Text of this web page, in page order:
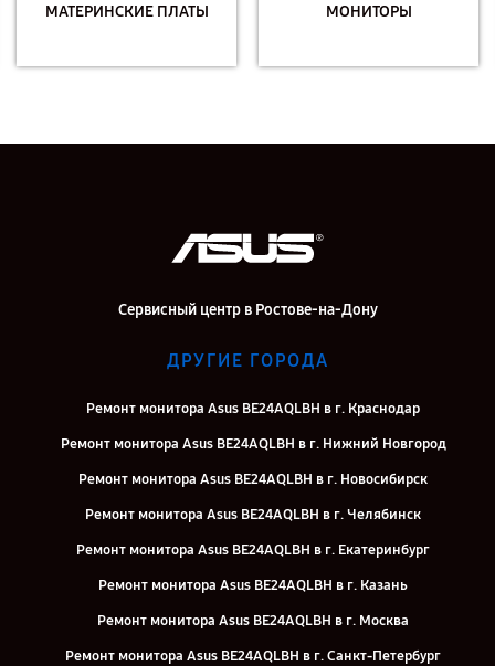
МАТЕРИНСКИЕ ПЛАТЫ МОНИТОРЫ
Сервисный центр в Ростове-на-Дону
ДРУГИЕ ГОРОДА
Ремонт монитора Asus BE24AQLBH в г. Краснодар
Ремонт монитора Asus BE24AQLBH в г. Нижний Новгород
Ремонт монитора Asus BE24AQLBH в г. Новосибирск
Ремонт монитора Asus BE24AQLBH в г. Челябинск
Ремонт монитора Asus BE24AQLBH в г. Екатеринбург
Ремонт монитора Asus BE24AQLBH в г. Казань
Ремонт монитора Asus BE24AQLBH в г. Москва
Ремонт монитора Asus BE24AQLBH в г. Санкт-Петербург